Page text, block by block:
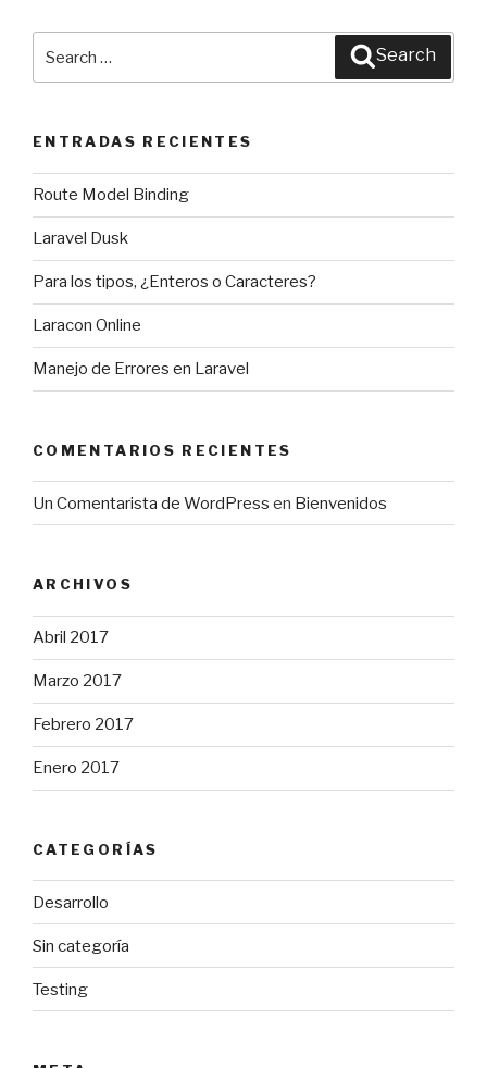
Search
ENTRADAS RECIENTES
Route Model Binding
Laravel Dusk
Para los tipos, ¿Enteros o Caracteres?
Laracon Online
Manejo de Errores en Laravel
COMENTARIOS RECIENTES
Un Comentarista de WordPress en Bienvenidos
ARCHIVOS
Abril 2017
Marzo 2017
Febrero 2017
Enero 2017
CATEGORÍAS
Desarrollo
Sin categoría
Testing